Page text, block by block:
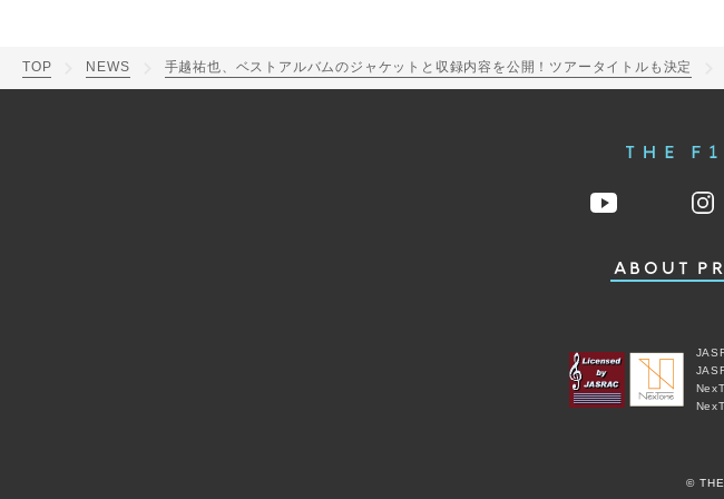
TOP NEWS 手越祐也、ベストアルバムのジャケットと収録内容を公開！ツアータイトルも決定
ABOUT
©